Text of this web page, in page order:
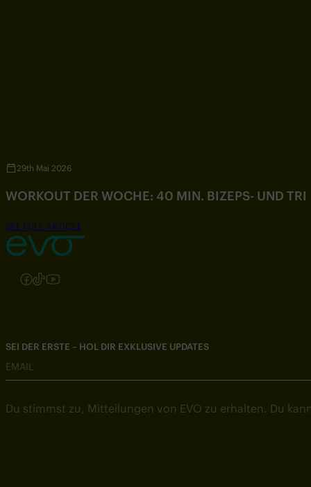
29th Mai 2026
WORKOUT DER WOCHE: 40 MIN. BIZEPS- UND
SEE FULL ARTICLE
Folgen Sie uns auf Instagram
Folgen Sie uns auf Facebook
Folgen Sie uns auf TikTok
Folgen Sie uns auf YouTube
SEI DER ERSTE – HOL DIR EXKLUSIVE UPDATES
EMAIL
Du stimmst zu, Mitteilungen von EVO zu erhalten. Du